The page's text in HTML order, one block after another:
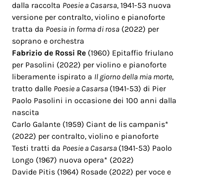
dalla raccolta Poesie a Casarsa, 1941-53 nuova
versione per contralto, violino e pianoforte
tratta da Poesia in forma di rosa (2022) per
soprano e orchestra
Fabrizio de Rossi Re (1960) Epitaffio friulano
per Pasolini (2022) per violino e pianoforte
liberamente ispirato a Il giorno della mia morte,
tratto dalle Poesie a Casarsa (1941-53) di Pier
Paolo Pasolini in occasione dei 100 anni dalla
nascita
Carlo Galante (1959) Ciant de lis campanis*
(2022) per contralto, violino e pianoforte
Testi tratti da Poesie a Casarsa (1941-53) Paolo
Longo (1967) nuova opera* (2022)
Davide Pitis (1964) Rosade (2022) per voce e